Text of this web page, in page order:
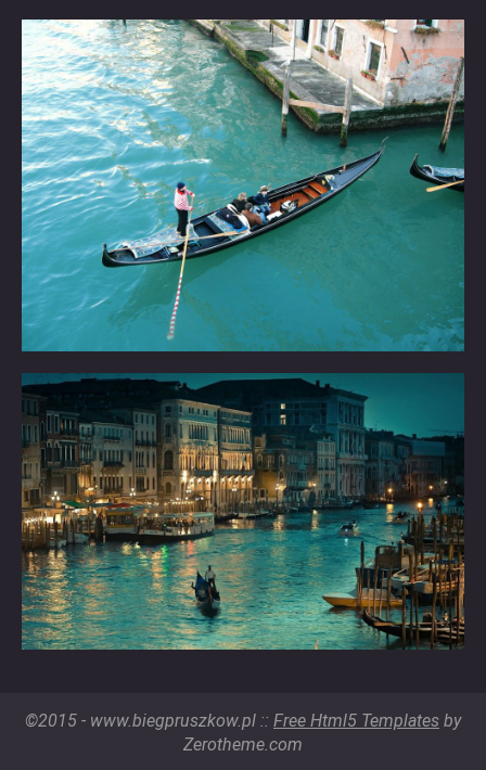
©2015 - www.biegpruszkow.pl :: Free Html5 Templates by
Zerotheme.com